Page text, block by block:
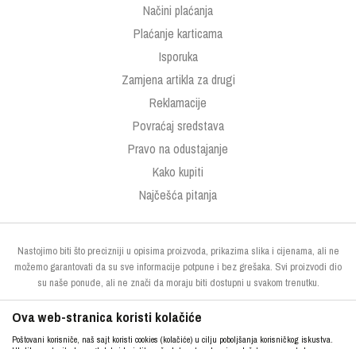
Načini plaćanja
Plaćanje karticama
Isporuka
Zamjena artikla za drugi
Reklamacije
Povraćaj sredstava
Pravo na odustajanje
Kako kupiti
Najčešća pitanja
Nastojimo biti što precizniji u opisima proizvoda, prikazima slika i cijenama, ali ne
možemo garantovati da su sve informacije potpune i bez grešaka. Svi proizvodi dio
su naše ponude, ali ne znači da moraju biti dostupni u svakom trenutku.
Ova web-stranica koristi kolačiće
Poštovani korisniče, naš sajt koristi cookies (kolačiće) u cilju poboljšanja korisničkog iskustva.